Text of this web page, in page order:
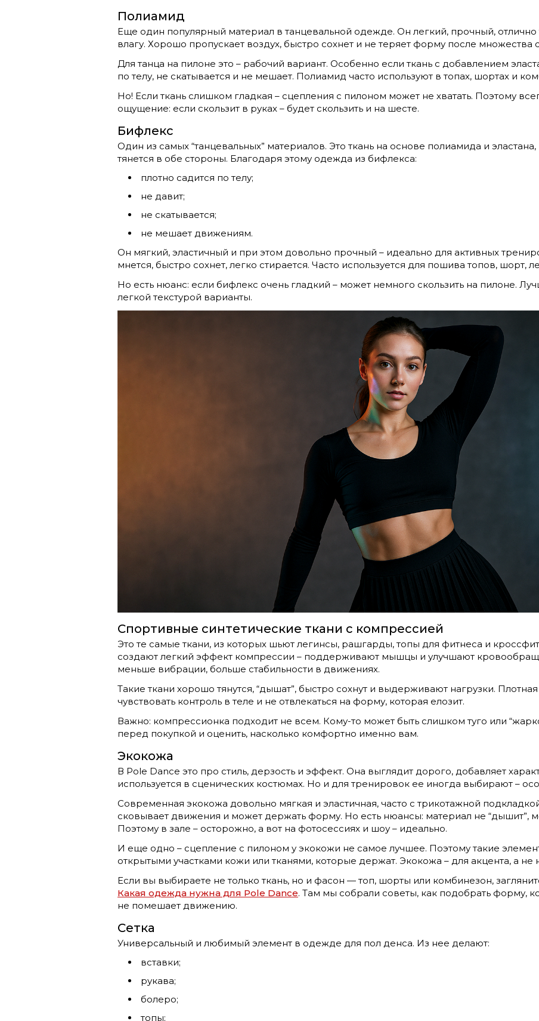
Полиамид
Еще один популярный материал в танцевальной одежде. Он легкий, прочный, отлично
влагу. Хорошо пропускает воздух, быстро сохнет и не теряет форму после множества
Для танца на пилоне это – рабочий вариант. Особенно если ткань с добавлением
по телу, не скатывается и не мешает. Полиамид часто используют в топах, шортах и
Но! Если ткань слишком гладкая – сцепления с пилоном может не хватать. Поэтому
ощущение: если скользит в руках – будет скользить и на шесте.
Бифлекс
Один из самых “танцевальных” материалов. Это ткань на основе полиамида и
тянется в обе стороны. Благодаря этому одежда из бифлекса:
плотно садится по телу;
не давит;
не скатывается;
не мешает движениям.
Он мягкий, эластичный и при этом довольно прочный – идеально для активных
мнется, быстро сохнет, легко стирается. Часто используется для пошива топов, шорт,
Но есть нюанс: если бифлекс очень гладкий – может немного скользить на пилоне.
легкой текстурой варианты.
Спортивные синтетические ткани с компрессией
Это те самые ткани, из которых шьют легинсы, рашгарды, топы для фитнеса и
создают легкий эффект компрессии – поддерживают мышцы и улучшают
меньше вибрации, больше стабильности в движениях.
Такие ткани хорошо тянутся, “дышат”, быстро сохнут и выдерживают нагрузки.
чувствовать контроль в теле и не отвлекаться на форму, которая елозит.
Важно: компрессионка подходит не всем. Кому-то может быть слишком туго или
перед покупкой и оценить, насколько комфортно именно вам.
Экокожа
В Pole Dance это про стиль, дерзость и эффект. Она выглядит дорого, добавляет
используется в сценических костюмах. Но и для тренировок ее иногда выбирают –
Современная экокожа довольно мягкая и эластичная, часто с трикотажной
сковывает движения и может держать форму. Но есть нюансы: материал не “дышит”,
Поэтому в зале – осторожно, а вот на фотосессиях и шоу – идеально.
И еще одно – сцепление с пилоном у экокожи не самое лучшее. Поэтому такие
открытыми участками кожи или тканями, которые держат. Экокожа – для акцента, а не
Если вы выбираете не только ткань, но и фасон — топ, шорты или комбинезон,
Какая одежда нужна для Pole Dance. Там мы собрали советы, как подобрать форму,
не помешает движению.
Сетка
Универсальный и любимый элемент в одежде для пол денса. Из нее делают:
вставки;
рукава;
болеро;
топы;